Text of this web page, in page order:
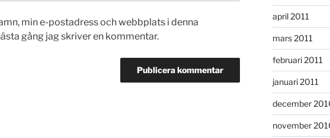
min e-postadress och webbplats i denna
gång jag skriver en kommentar.
april 2011
mars 2011
februari 2011
januari 2011
december
november